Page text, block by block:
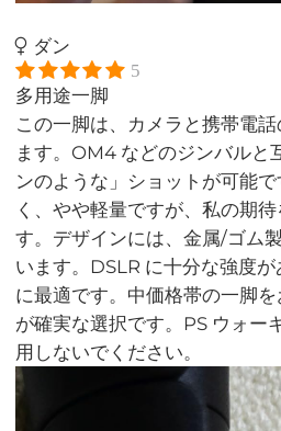
ダン
5
多用途一脚
この一脚は、カメラと携帯電
ます。OM4 などのジンバルと
ンのような」ショットが可能
く、やや軽量ですが、私の期
す。デザインには、金属/ゴム
います。DSLR に十分な強度
に最適です。中価格帯の一脚
が確実な選択です。PS ウォー
用しないでください。